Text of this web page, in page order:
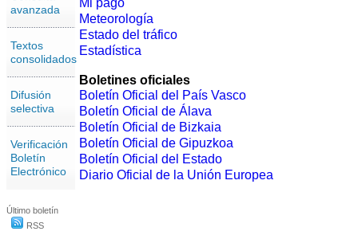
avanzada
Textos
consolidados
Difusión
selectiva
Verificación
Boletín
Electrónico
Último boletín
RSS
Mi pago
Meteorología
Estado del tráfico
Estadística
Boletines oficiales
Boletín Oficial del País Vasco
Boletín Oficial de Álava
Boletín Oficial de Bizkaia
Boletín Oficial de Gipuzkoa
Boletín Oficial del Estado
Diario Oficial de la Unión Europea